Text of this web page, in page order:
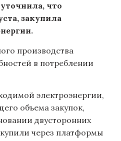
что
закупила
производства
в потреблении
электроэнергии,
объема закупок,
двусторонних
через платформы